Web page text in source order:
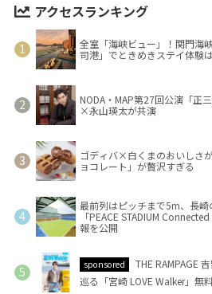
アクセスランキング
全室「海峡ビュー」！関門海
司港」でときめきステイ体験
NODA・MAP第27回公演「正
×永山瑛太が共演
ゴディバ×白くまのおいしさ
ョコレート」が贅沢すぎる
最前列はピッチまで5m、長
「PEACE STADIUM
報を公開
sponsored
THE RAMPAGE
巡る「宮崎 LOVE Walker」無